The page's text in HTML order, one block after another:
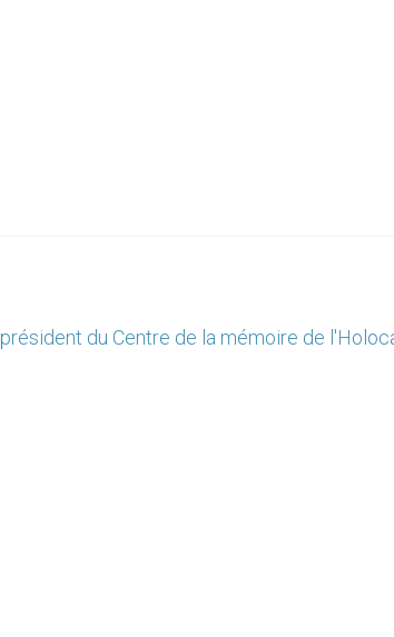
du Centre de la mémoire de